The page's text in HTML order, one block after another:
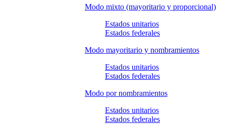
Modo mixto (mayoritario y proporcional)
Estados unitarios
Estados federales
Modo mayoritario y nombramientos
Estados unitarios
Estados federales
Modo por nombramientos
Estados unitarios
Estados federales